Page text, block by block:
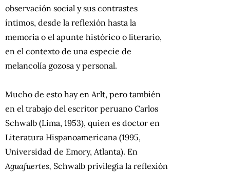
observación social y sus contrastes
íntimos, desde la reflexión hasta la
memoria o el apunte histórico o literario,
en el contexto de una especie de
melancolía gozosa y personal.
Mucho de esto hay en Arlt, pero también
en el trabajo del escritor peruano Carlos
Schwalb (Lima, 1953), quien es doctor en
Literatura Hispanoamericana (1995,
Universidad de Emory, Atlanta). En
Aguafuertes, Schwalb privilegia la reflexión